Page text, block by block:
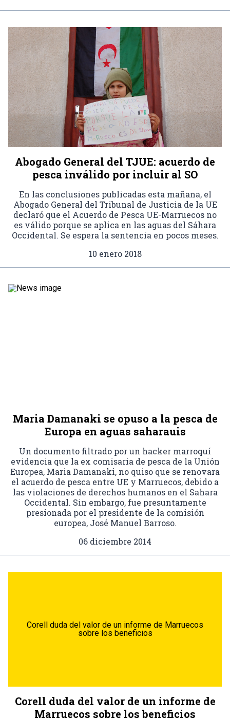
Abogado General del TJUE: acuerdo de
pesca inválido por incluir al SO
En las conclusiones publicadas esta mañana, el
Abogado General del Tribunal de Justicia de la UE
declaró que el Acuerdo de Pesca UE-Marruecos no
es válido porque se aplica en las aguas del Sáhara
Occidental. Se espera la sentencia en pocos meses.
10 enero 2018
Maria Damanaki se opuso a la pesca de
Europa en aguas saharauis
Un documento filtrado por un hacker marroquí
evidencia que la ex comisaria de pesca de la Unión
Europea, Maria Damanaki, no quiso que se renovara
el acuerdo de pesca entre UE y Marruecos, debido a
las violaciones de derechos humanos en el Sahara
Occidental. Sin embargo, fue presuntamente
presionada por el presidente de la comisión
europea, José Manuel Barroso.
06 diciembre 2014
Corell duda del valor de un informe de Marruecos
sobre los beneficios
Corell duda del valor de un informe de
Marruecos sobre los beneficios